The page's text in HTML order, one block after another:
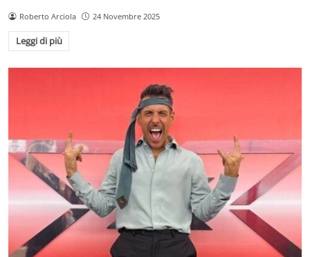
Roberto Arciola 24 Novembre 2025
Leggi di più